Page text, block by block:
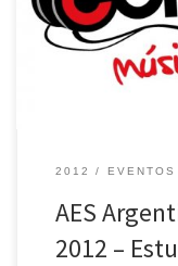
2012 EVENTOS
AES
2012 –